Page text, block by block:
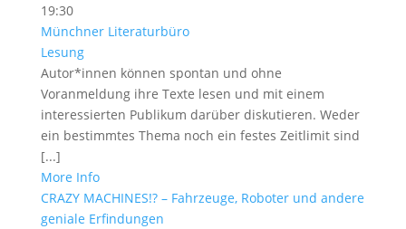
19:30
Münchner Literaturbüro
Lesung
Autor*innen können spontan und ohne
Voranmeldung ihre Texte lesen und mit einem
interessierten Publikum darüber diskutieren. Weder
ein bestimmtes Thema noch ein festes Zeitlimit sind
[...]
More Info
CRAZY MACHINES!? – Fahrzeuge, Roboter und andere
geniale Erfindungen